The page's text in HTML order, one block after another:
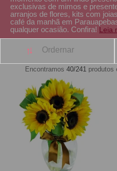
exclusivas de mimos e
arranjos de flores, kits com
café da manhã em
qualquer ocasião. Confira! Leia
Ordernar
Encontramos40/241 produtos